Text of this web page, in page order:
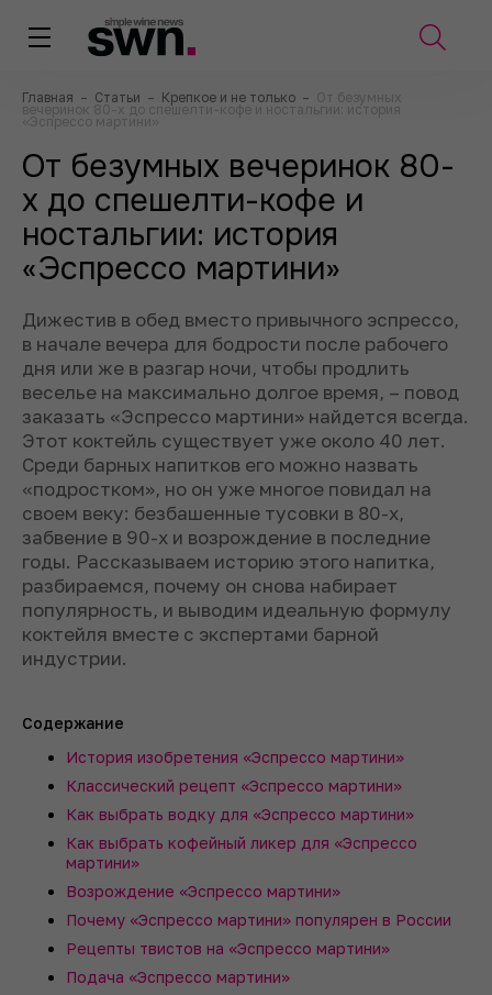
Главная – Статьи – Крепкое и не только – От безумных
вечеринок 80-х до спешелти-кофе и ностальгии: история
«Эспрессо мартини»
От безумных вечеринок 80-
х до спешелти-кофе и
ностальгии: история
«Эспрессо мартини»
Дижестив в обед вместо привычного эспрессо,
в начале вечера для бодрости после рабочего
дня или же в разгар ночи, чтобы продлить
веселье на максимально долгое время, – повод
заказать «Эспрессо мартини» найдется всегда.
Этот коктейль существует уже около 40 лет.
Среди барных напитков его можно назвать
«подростком», но он уже многое повидал на
своем веку: безбашенные тусовки в 80-х,
забвение в 90-х и возрождение в последние
годы. Рассказываем историю этого напитка,
разбираемся, почему он снова набирает
популярность, и выводим идеальную формулу
коктейля вместе с экспертами барной
индустрии.
Содержание
История изобретения «Эспрессо мартини»
Классический рецепт «Эспрессо мартини»
Как выбрать водку для «Эспрессо мартини»
Как выбрать кофейный ликер для «Эспрессо
мартини»
Возрождение «Эспрессо мартини»
Почему «Эспрессо мартини» популярен в России
Рецепты твистов на «Эспрессо мартини»
Подача «Эспрессо мартини»